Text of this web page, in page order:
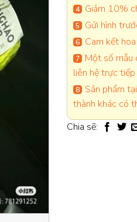
Giảm 10%
Gửi hình
Cam kết
Một số mẫu
liên hệ trực
Sản phẩm
thành khác có
Chia sẽ: